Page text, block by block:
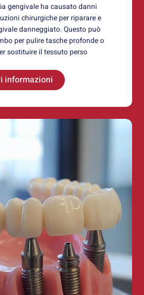
gengivale ha causato danni
chirurgiche per riparare e
danneggiato. Questo può
per pulire tasche profonde o
sostituire il tessuto perso
informazioni